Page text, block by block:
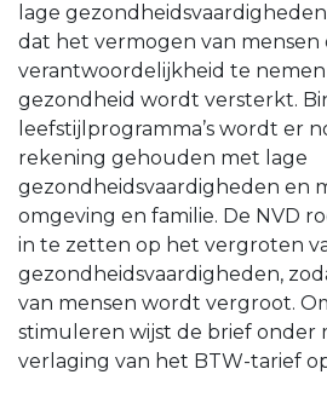
lage
dat het vermogen van mensen
verantwoordelijkheid te
gezondheid wordt versterkt.
leefstijlprogramma’s wordt er
rekening gehouden met lage
gezondheidsvaardigheden en
omgeving en familie. De NVD
in te zetten op het vergroten
gezondheidsvaardigheden,
van mensen wordt vergroot.
stimuleren wijst de brief onder
verlaging van het BTW-tarief